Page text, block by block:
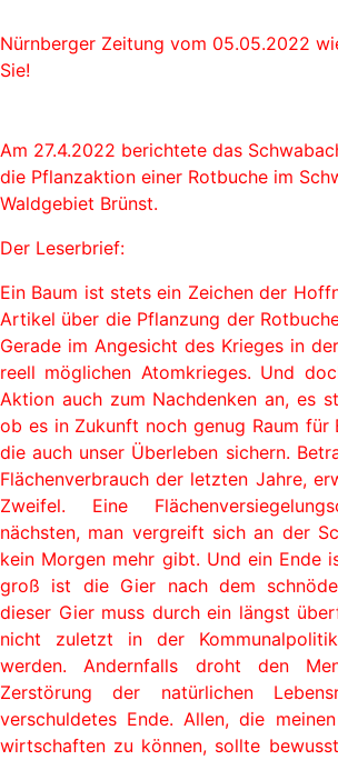
Nürnberger Zeitung vom 05.05.2022
Sie!
Am 27.4.2022 berichtete das
die Pflanzaktion einer Rotbuche im
Waldgebiet Brünst.
Der Leserbrief:
Ein Baum ist stets ein Zeichen der
Artikel über die Pflanzung der
Gerade im Angesicht des Krieges in
reell möglichen Atomkrieges. Und
Aktion auch zum Nachdenken an, es
ob es in Zukunft noch genug Raum für
die auch unser Überleben sichern.
Flächenverbrauch der letzten Jahre,
Zweifel. Eine
nächsten, man vergreift sich an der
kein Morgen mehr gibt. Und ein Ende
groß ist die Gier nach dem
dieser Gier muss durch ein längst
nicht zuletzt in der
werden. Andernfalls droht den
Zerstörung der natürlichen
verschuldetes Ende. Allen, die
wirtschaften zu können, sollte